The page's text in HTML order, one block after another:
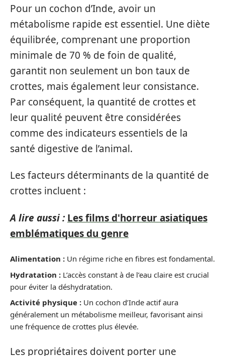
Pour un cochon d’Inde, avoir un
métabolisme rapide est essentiel. Une diète
équilibrée, comprenant une proportion
minimale de 70 % de foin de qualité,
garantit non seulement un bon taux de
crottes, mais également leur consistance.
Par conséquent, la quantité de crottes et
leur qualité peuvent être considérées
comme des indicateurs essentiels de la
santé digestive de l’animal.
Les facteurs déterminants de la quantité de
crottes incluent :
A lire aussi : Les films d'horreur asiatiques
emblématiques du genre
Alimentation : Un régime riche en fibres est fondamental.
Hydratation : L’accès constant à de l’eau claire est crucial
pour éviter la déshydratation.
Activité physique : Un cochon d’Inde actif aura
généralement un métabolisme meilleur, favorisant ainsi
une fréquence de crottes plus élevée.
Les propriétaires doivent porter une